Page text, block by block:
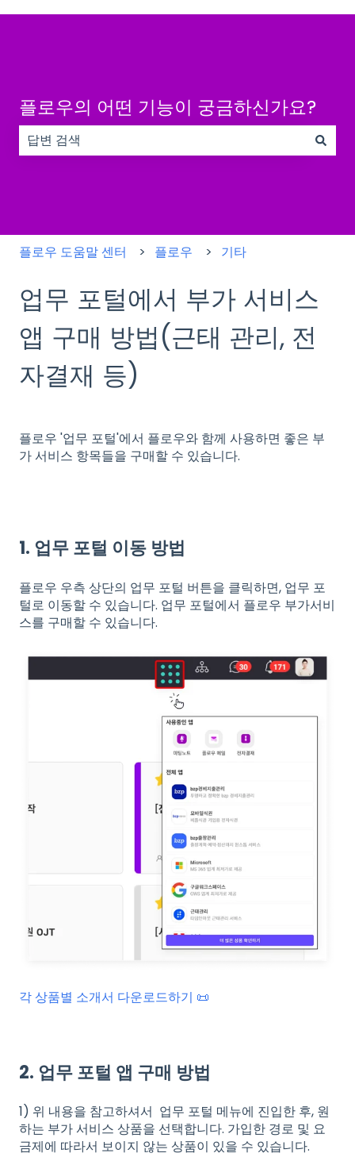
플로우의 어떤 기능이 궁금하신가요?
플로우 도움말 센터 플로우 기타
업무 포털에서 부가 서비스
앱 구매 방법(근태 관리, 전
자결재 등)
플로우 '업무 포털'에서 플로우와 함께 사용하면 좋은 부
가 서비스 항목들을 구매할 수 있습니다.
1. 업무 포털 이동 방법
플로우 우측 상단의 업무 포털 버튼을 클릭하면, 업무 포
털로 이동할 수 있습니다. 업무 포털에서 플로우 부가서비
스를 구매할 수 있습니다.
각 상품별 소개서 다운로드하기 📜
2. 업무 포털 앱 구매 방법
1) 위 내용을 참고하셔서 업무 포털 메뉴에 진입한 후, 원
하는 부가 서비스 상품을 선택합니다. 가입한 경로 및 요
금제에 따라서 보이지 않는 상품이 있을 수 있습니다.